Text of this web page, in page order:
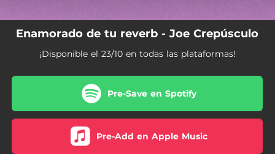
Enamorado de tu reverb - Joe Crepúsculo
¡Disponible el 23/10 en todas las plataformas!
Pre-Save en Spotify
Pre-Add en Apple Music